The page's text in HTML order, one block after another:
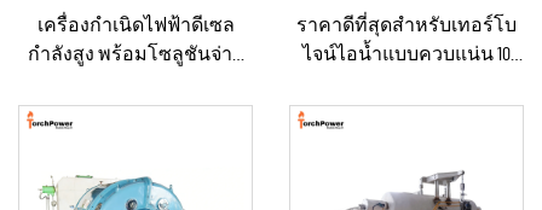
เครื่องกำเนิดไฟฟ้าดีเซล
กำลังสูง พร้อมโซลูชันจ่าย
แร่/การผลิตในโรงงาน และ
ราคาดีที่สุดสำหรับเทอร์โบ
ไจน์ไอน้ำแบบควบแน่น 10
กิโลวัตต์, 500 กิโลวัตต์ และ 1
พลังงานในภาค
อุตสาหกรรม